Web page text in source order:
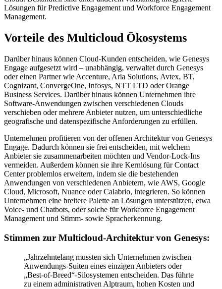
Lösungen für Predictive Engagement und Workforce Engagement
Management.
Vorteile des Multicloud Ökosystems
Darüber hinaus können Cloud-Kunden entscheiden, wie Genesys
Engage aufgesetzt wird – unabhängig, verwaltet durch Genesys
oder einen Partner wie Accenture, Aria Solutions, Avtex, BT,
Cognizant, ConvergeOne, Infosys, NTT LTD oder Orange
Business Services. Darüber hinaus können Unternehmen ihre
Software-Anwendungen zwischen verschiedenen Clouds
verschieben oder mehrere Anbieter nutzen, um unterschiedliche
geografische und datenspezifische Anforderungen zu erfüllen.
Unternehmen profitieren von der offenen Architektur von Genesys
Engage. Dadurch können sie frei entscheiden, mit welchem
Anbieter sie zusammenarbeiten möchten und Vendor-Lock-Ins
vermeiden. Außerdem können sie ihre Kernlösung für Contact
Center problemlos erweitern, indem sie die bestehenden
Anwendungen von verschiedenen Anbietern, wie AWS, Google
Cloud, Microsoft, Nuance oder Calabrio, integrieren. So können
Unternehmen eine breitere Palette an Lösungen unterstützen, etwa
Voice- und Chatbots, oder solche für Workforce Engagement
Management und Stimm- sowie Spracherkennung.
Stimmen zur Multicloud-Architektur von Genesys:
„Jahrzehntelang mussten sich Unternehmen zwischen
Anwendungs-Suiten eines einzigen Anbieters oder
„Best-of-Breed“-Silosystemen entscheiden. Das führte
zu einem administrativen Alptraum, hohen Kosten und